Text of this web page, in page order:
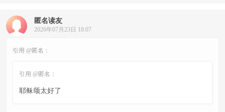
匿名读友
2026年07月23日 18:07
引用 @匿名：
引用 @匿名：
耶稣颂太好了